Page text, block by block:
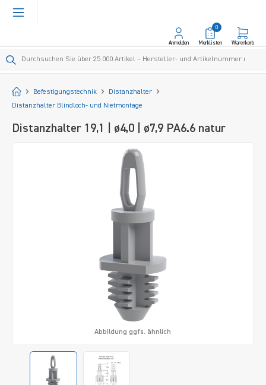
springen
Anmelden Merklisten
0
Warenkorb
Startseite
Befestigungstechnik
Distanzhalter
Distanzhalter Blindloch- und Nietmontage
Distanzhalter 19,1 | ø4,0 | ø7,9 PA6.6 natur
Abbildung ggfs. ähnlich